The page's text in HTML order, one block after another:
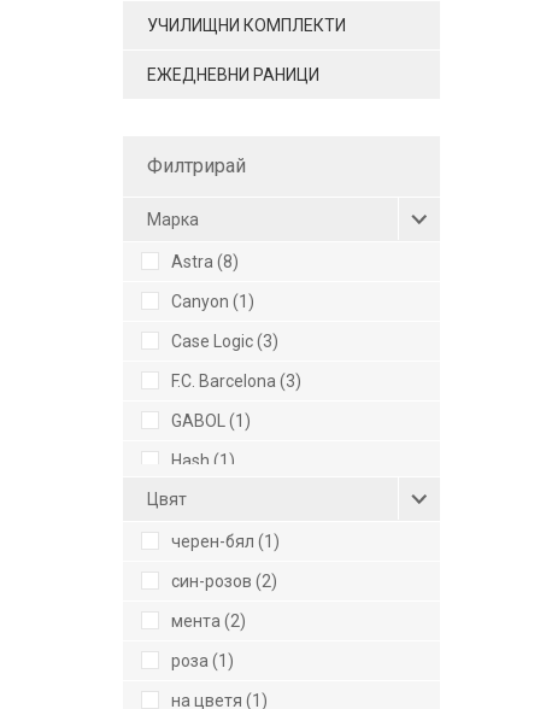
УЧИЛИЩНИ КОМПЛЕКТИ
ЕЖЕДНЕВНИ РАНИЦИ
Филтрирай
Mарка
Astra (8)
Canyon (1)
Case Logic (3)
F.C. Barcelona (3)
GABOL (1)
Hash (1)
HEAD (2)
Oops (6)
Puccini (2)
Pulse (8)
Reisenthel (26)
Swissbags (1)
Цвят
черен-бял (1)
син-розов (2)
мента (2)
роза (1)
на цветя (1)